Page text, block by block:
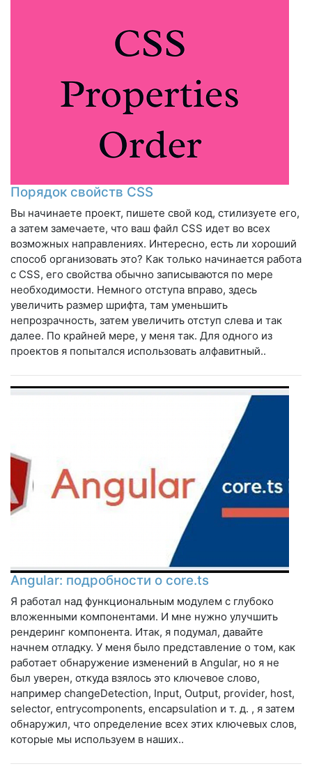
Порядок свойств CSS
Вы начинаете проект, пишете свой код, стилизуете его,
а затем замечаете, что ваш файл CSS идет во всех
возможных направлениях. Интересно, есть ли хороший
способ организовать это? Как только начинается работа
с CSS, его свойства обычно записываются по мере
необходимости. Немного отступа вправо, здесь
увеличить размер шрифта, там уменьшить
непрозрачность, затем увеличить отступ слева и так
далее. По крайней мере, у меня так. Для одного из
проектов я попытался использовать алфавитный..
Angular: подробности о core.ts
Я работал над функциональным модулем с глубоко
вложенными компонентами. И мне нужно улучшить
рендеринг компонента. Итак, я подумал, давайте
начнем отладку. У меня было представление о том, как
работает обнаружение изменений в Angular, но я не
был уверен, откуда взялось это ключевое слово,
например changeDetection, Input, Output, provider, host,
selector, entrycomponents, encapsulation и т. д. , я затем
обнаружил, что определение всех этих ключевых слов,
которые мы используем в наших..